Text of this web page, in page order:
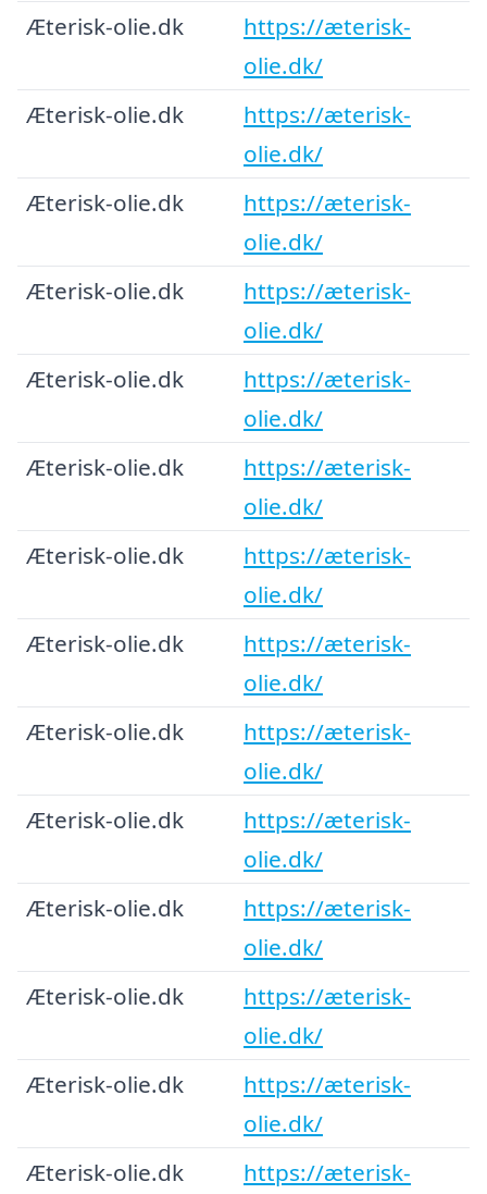
Æterisk-olie.dk
https://æterisk-
olie.dk/
Æterisk-olie.dk
https://æterisk-
olie.dk/
Æterisk-olie.dk
https://æterisk-
olie.dk/
Æterisk-olie.dk
https://æterisk-
olie.dk/
Æterisk-olie.dk
https://æterisk-
olie.dk/
Æterisk-olie.dk
https://æterisk-
olie.dk/
Æterisk-olie.dk
https://æterisk-
olie.dk/
Æterisk-olie.dk
https://æterisk-
olie.dk/
Æterisk-olie.dk
https://æterisk-
olie.dk/
Æterisk-olie.dk
https://æterisk-
olie.dk/
Æterisk-olie.dk
https://æterisk-
olie.dk/
Æterisk-olie.dk
https://æterisk-
olie.dk/
Æterisk-olie.dk
https://æterisk-
olie.dk/
Æterisk-olie.dk
https://æterisk-